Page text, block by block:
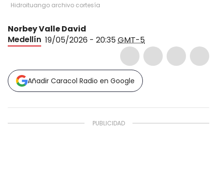
Hidroituango archivo cortesía
Norbey Valle David
Medellín 19/05/2026 - 20:35GMT-5
Añadir Caracol Radio en Google